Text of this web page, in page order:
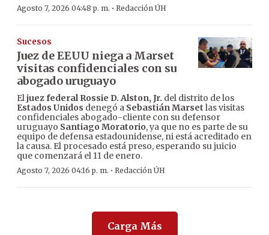
Agosto 7, 2026 04:48 p. m. · Redacción ÚH
Sucesos
Juez de EEUU niega a Marset
visitas confidenciales con su
abogado uruguayo
Eljuez federal Rossie D. Alston, Jr. del distrito de los
Estados Unidos denegó a Sebastián Marset las visitas
confidenciales abogado-cliente con su defensor
uruguayo Santiago Moratorio, ya que no es parte de su
equipo de defensa estadounidense, ni está acreditado en
la causa. El procesado está preso, esperando su juicio
que comenzará el 11 de enero.
Agosto 7, 2026 04:16 p. m. · Redacción ÚH
Carga Más